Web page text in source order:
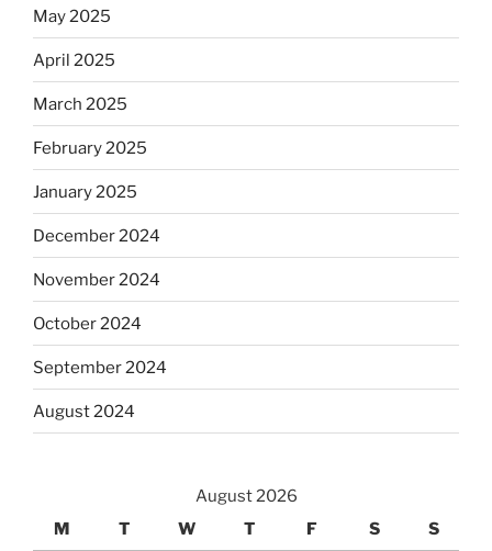
May 2025
April 2025
March 2025
February 2025
January 2025
December 2024
November 2024
October 2024
September 2024
August 2024
August 2026
M
T W T F S S